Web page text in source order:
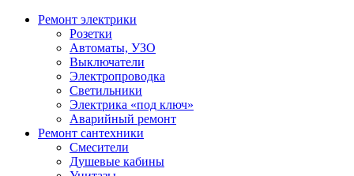
Ремонт электрики
Розетки
Автоматы, УЗО
Выключатели
Электропроводка
Светильники
Электрика «под ключ»
Аварийный ремонт
Ремонт сантехники
Смесители
Душевые кабины